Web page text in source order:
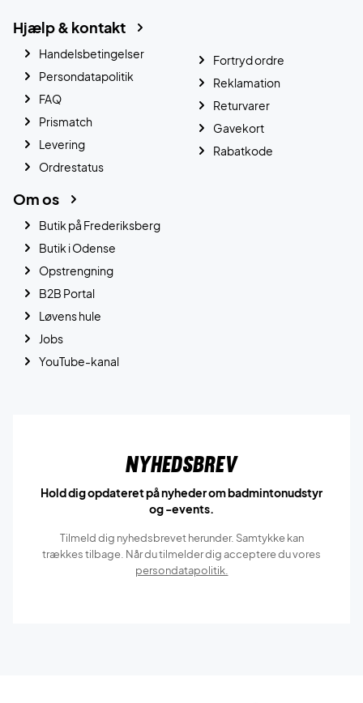
Hjælp & kontakt
Handelsbetingelser
Persondatapolitik
FAQ
Prismatch
Levering
Ordrestatus
Fortryd ordre
Reklamation
Returvarer
Gavekort
Rabatkode
Om os
Butik på Frederiksberg
Butik i Odense
Opstrengning
B2B Portal
Løvens hule
Jobs
YouTube-kanal
Nyhedsbrev
Hold dig opdateret på nyheder om badmintonudstyr
og -events.
Tilmeld dig nyhedsbrevet herunder. Samtykke kan
trækkes tilbage. Når du tilmelder dig acceptere du vores
persondatapolitik.